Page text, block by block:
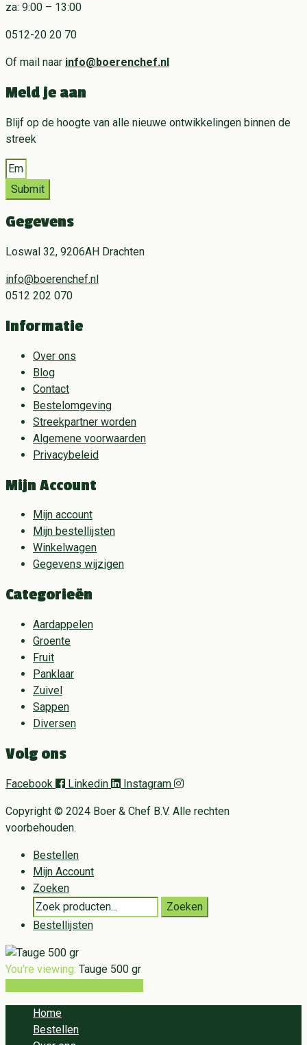
za: 9:00 – 13:00
0512-20 20 70
Of mail naar info@boerenchef.nl
Meld je aan
Blijf op de hoogte van alle nieuwe ontwikkelingen binnen de
streek
Submit
Gegevens
Loswal 32, 9206AH Drachten
info@boerenchef.nl
0512 202 070
Informatie
Over ons
Blog
Contact
Bestelomgeving
Streekpartner worden
Algemene voorwaarden
Privacybeleid
Mijn Account
Mijn account
Mijn bestellijsten
Winkelwagen
Gegevens wijzigen
Categorieën
Aardappelen
Groente
Fruit
Panklaar
Zuivel
Sappen
Diversen
Volg ons
Facebook Linkedin Instagram
Copyright © 2024 Boer & Chef B.V. Alle rechten
voorbehouden.
Bestellen
Mijn Account
Zoeken
Search
for:
Zoeken
Bestellijsten
You're viewing: Tauge 500 gr
Home
Bestellen